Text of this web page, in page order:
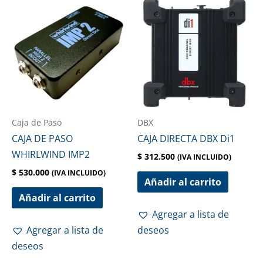
Caja de Paso
CAJA DE PASO
WHIRLWIND IMP2
$ 530.000 (IVA INCLUIDO)
Añadir al carrito
Agregar a lista de
deseos
DBX
CAJA DIRECTA DBX Di1
$ 312.500 (IVA INCLUIDO)
Añadir al carrito
Agregar a lista de
deseos